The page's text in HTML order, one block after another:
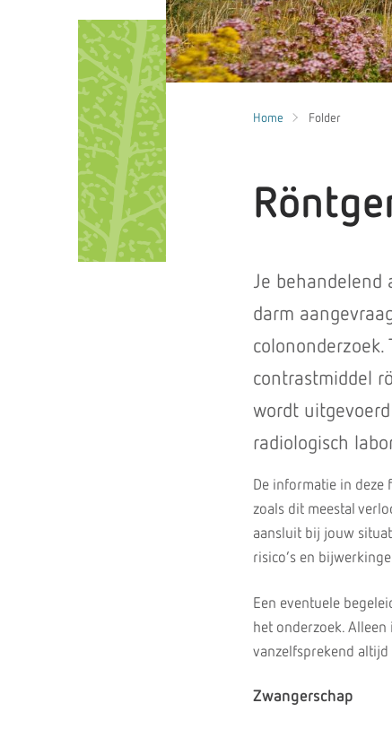
Home Folder
Je behandelend
darm
contrastmiddel
wordt
radiologisch
De informatie in deze
zoals dit meestal
aansluit bij jouw
risico’s en
Een eventuele
het onderzoek.
vanzelfsprekend altijd
Zwangerschap